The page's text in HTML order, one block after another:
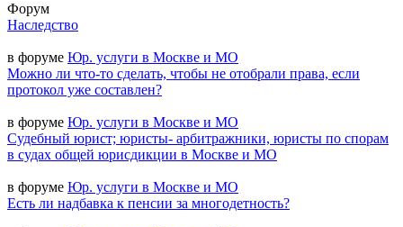
Форум
Наследство
в форуме Юр. услуги в Москве и МО
Можно ли что-то сделать, чтобы не отобрали права, если
протокол уже составлен?
в форуме Юр. услуги в Москве и МО
Судебный юрист; юристы- арбитражники, юристы по спорам
в судах общей юрисдикции в Москве и МО
в форуме Юр. услуги в Москве и МО
Есть ли надбавка к пенсии за многодетность?